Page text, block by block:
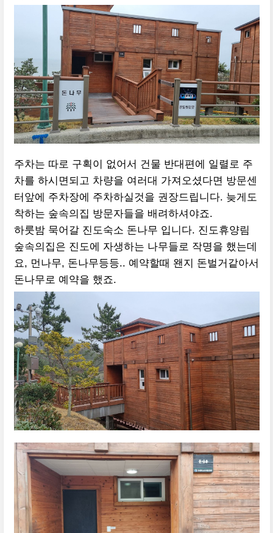
주차는 따로 구획이 없어서 건물 반대편에 일렬로 주
차를 하시면되고 차량을 여러대 가져오셨다면 방문센
터앞에 주차장에 주차하실것을 권장드립니다. 늦게도
착하는 숲속의집 방문자들을 배려하셔야죠.
하룻밤 묵어갈 진도숙소 돈나무 입니다. 진도휴양림
숲속의집은 진도에 자생하는 나무들로 작명을 했는데
요, 먼나무, 돈나무등등.. 예약할때 왠지 돈벌거같아서
돈나무로 예약을 했죠.